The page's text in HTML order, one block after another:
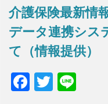
介護保険最新情
データ連携シス
て（情報提供）
F
T